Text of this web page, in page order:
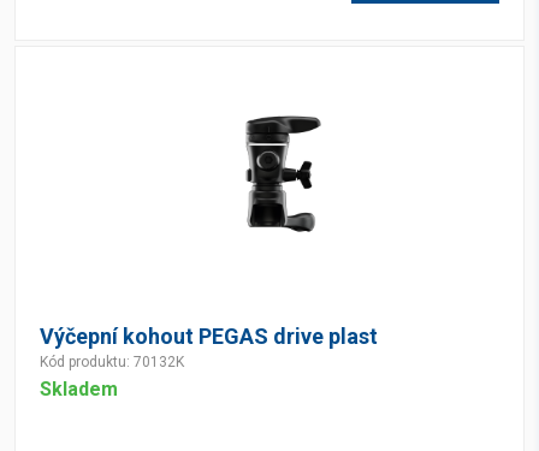
Výčepní kohout PEGAS drive plast
Kód produktu: 70132K
Skladem